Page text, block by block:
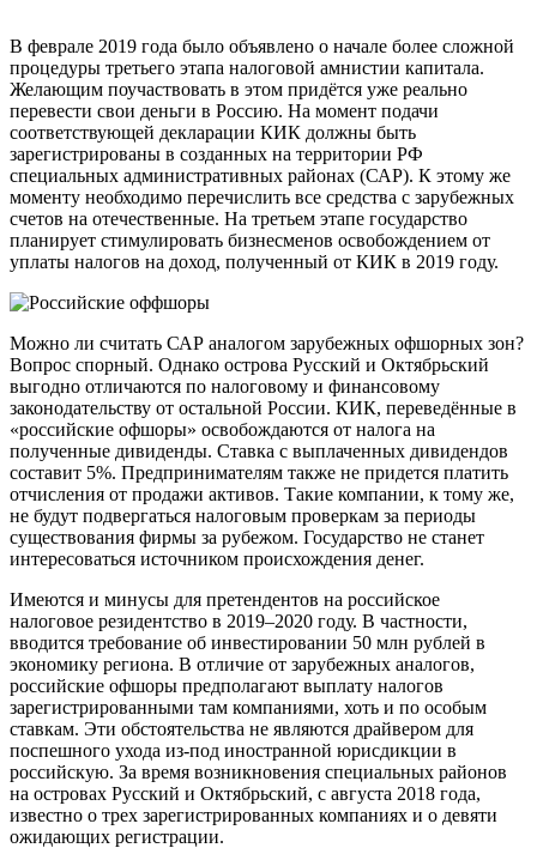
В феврале 2019 года было объявлено о начале более сложной
процедуры третьего этапа налоговой амнистии капитала.
Желающим поучаствовать в этом придётся уже реально
перевести свои деньги в Россию. На момент подачи
соответствующей декларации КИК должны быть
зарегистрированы в созданных на территории РФ
специальных административных районах (САР). К этому же
моменту необходимо перечислить все средства с зарубежных
счетов на отечественные. На третьем этапе государство
планирует стимулировать бизнесменов освобождением от
уплаты налогов на доход, полученный от КИК в 2019 году.
Можно ли считать САР аналогом зарубежных офшорных зон?
Вопрос спорный. Однако острова Русский и Октябрьский
выгодно отличаются по налоговому и финансовому
законодательству от остальной России. КИК, переведённые в
«российские офшоры» освобождаются от налога на
полученные дивиденды. Ставка с выплаченных дивидендов
составит 5%. Предпринимателям также не придется платить
отчисления от продажи активов. Такие компании, к тому же,
не будут подвергаться налоговым проверкам за периоды
существования фирмы за рубежом. Государство не станет
интересоваться источником происхождения денег.
Имеются и минусы для претендентов на российское
налоговое резидентство в 2019–2020 году. В частности,
вводится требование об инвестировании 50 млн рублей в
экономику региона. В отличие от зарубежных аналогов,
российские офшоры предполагают выплату налогов
зарегистрированными там компаниями, хоть и по особым
ставкам. Эти обстоятельства не являются драйвером для
поспешного ухода из-под иностранной юрисдикции в
российскую. За время возникновения специальных районов
на островах Русский и Октябрьский, с августа 2018 года,
известно о трех зарегистрированных компаниях и о девяти
ожидающих регистрации.